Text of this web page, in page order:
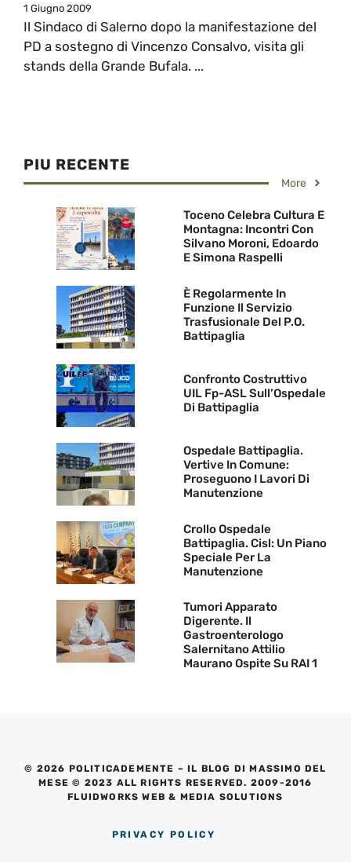
1 Giugno 2009
Il Sindaco di Salerno dopo la manifestazione del
PD a sostegno di Vincenzo Consalvo, visita gli
stands della Grande Bufala. ...
PIU RECENTE
More
Toceno Celebra Cultura E
Montagna: Incontri Con
Silvano Moroni, Edoardo
E Simona Raspelli
È Regolarmente In
Funzione Il Servizio
Trasfusionale Del P.O.
Battipaglia
Confronto Costruttivo
UIL Fp-ASL Sull’Ospedale
Di Battipaglia
Ospedale Battipaglia.
Vertive In Comune:
Proseguono I Lavori Di
Manutenzione
Crollo Ospedale
Battipaglia. Cisl: Un Piano
Speciale Per La
Manutenzione
Tumori Apparato
Digerente. Il
Gastroenterologo
Salernitano Attilio
Maurano Ospite Su RAI 1
© 2026 POLITICADEMENTE – IL BLOG DI MASSIMO DEL
MESE © 2023 ALL RIGHTS RESERVED. 2009-2016
FLUIDWORKS WEB & MEDIA SOLUTIONS
PRIVACY POLICY